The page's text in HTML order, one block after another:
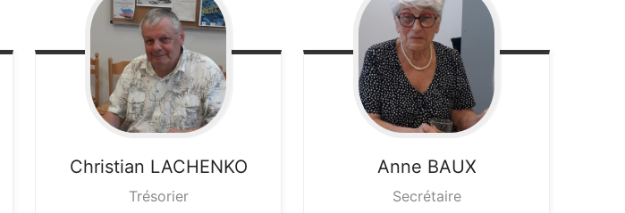
Christian LACHENKO
Trésorier
Anne BAUX
Secrétaire